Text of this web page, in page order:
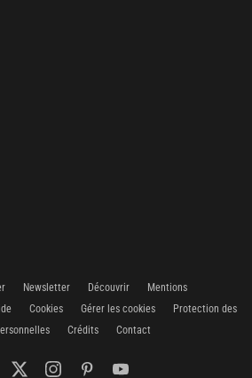
Newsletter Découvrir
Mentions
Cookies Gérer les cookies
Protection des
Crédits Contact